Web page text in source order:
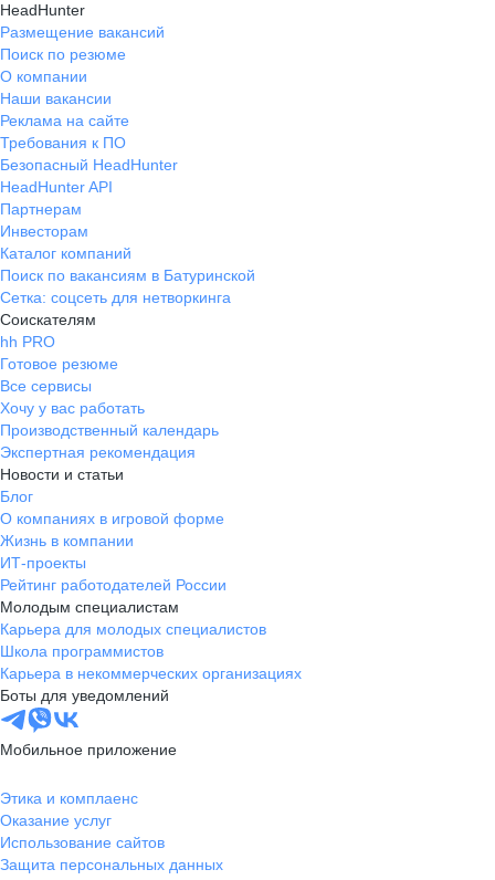
HeadHunter
Размещение вакансий
Поиск по резюме
О компании
Наши вакансии
Реклама на сайте
Требования к ПО
Безопасный HeadHunter
HeadHunter API
Партнерам
Инвесторам
Каталог компаний
Поиск по вакансиям в Батуринской
Сетка: соцсеть для нетворкинга
Соискателям
hh PRO
Готовое резюме
Все сервисы
Хочу у вас работать
Производственный календарь
Экспертная рекомендация
Новости и статьи
Блог
О компаниях в игровой форме
Жизнь в компании
ИТ-проекты
Рейтинг работодателей России
Молодым специалистам
Карьера для молодых специалистов
Школа программистов
Карьера в некоммерческих организациях
Боты для уведомлений
Мобильное приложение
Этика и комплаенс
Оказание услуг
Использование сайтов
Защита персональных данных